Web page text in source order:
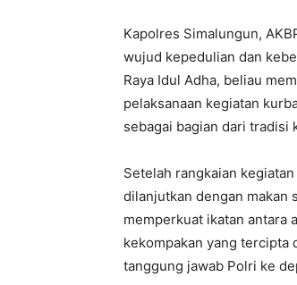
Kapolres Simalungun,
wujud kepedulian dan
Raya Idul Adha, beliau
pelaksanaan kegiatan
sebagai bagian dari tradisi
Setelah rangkaian
dilanjutkan dengan makan
memperkuat ikatan antara
kekompakan yang tercipta
tanggung jawab Polri ke